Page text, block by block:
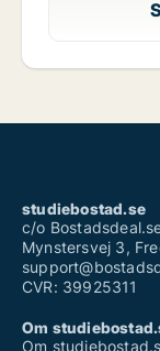
studiebostad.se
c/o
Mynstersvej 3,
CVR: 39925311
Om
Om